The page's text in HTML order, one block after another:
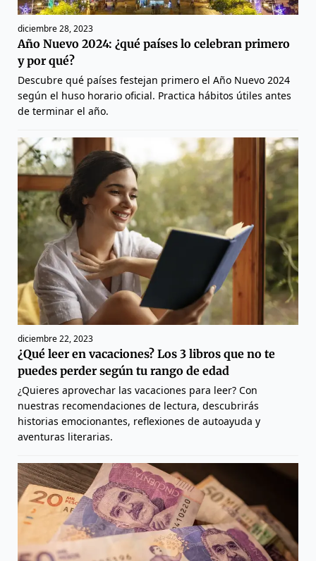
diciembre 28, 2023
Año Nuevo 2024: ¿qué países lo celebran primero
y por qué?
Descubre qué países festejan primero el Año Nuevo 2024
según el huso horario oficial. Practica hábitos útiles antes
de terminar el año.
diciembre 22, 2023
¿Qué leer en vacaciones? Los 3 libros que no te
puedes perder según tu rango de edad
¿Quieres aprovechar las vacaciones para leer? Con
nuestras recomendaciones de lectura, descubrirás
historias emocionantes, reflexiones de autoayuda y
aventuras literarias.